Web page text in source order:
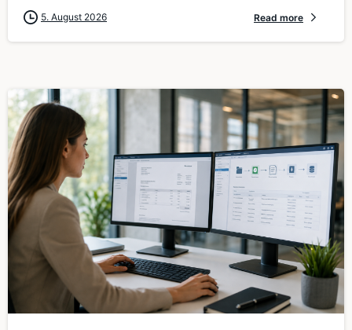
5. August 2026 Read more
0